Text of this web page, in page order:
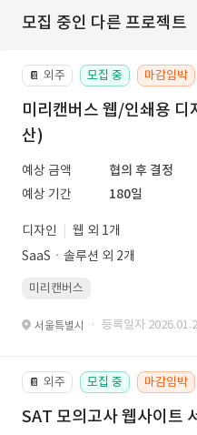
모집 중인 다른 프로젝트
📔 외주 모집 중 마감임박
미리캔버스 웹/인쇄용 디
산)
예상 금액
협의 후 결정
예상 기간
180일
디자인
웹 외 1개
SaaSㆍ솔루션 외 2개
미리캔버스
서울특별시 · 등록일자
📔 외주 모집 중 마감임박
SAT 모의고사 웹사이트